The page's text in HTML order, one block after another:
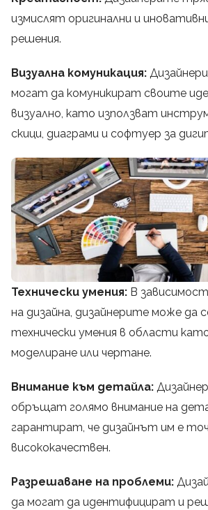
измислят оригинални и
решения.
Визуална комуникация:
могат да комуникират своите
визуално, като използват
скици, диаграми и софтуер за
Технически умения: В
на дизайна, дизайнерите може да
технически умения в области
моделиране или чертане.
Внимание към детайла:
обръщат голямо внимание на
гарантират, че дизайнът им е
висококачествен.
Разрешаване на проблеми:
да могат да идентифицират и